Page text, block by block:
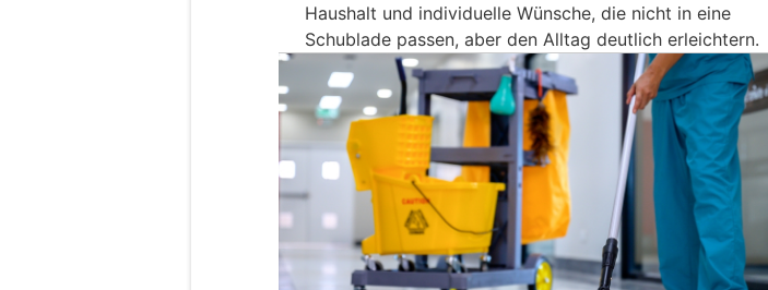
Haushalt und individuelle Wünsche, die nicht in eine
Schublade passen, aber den Alltag deutlich erleichtern.